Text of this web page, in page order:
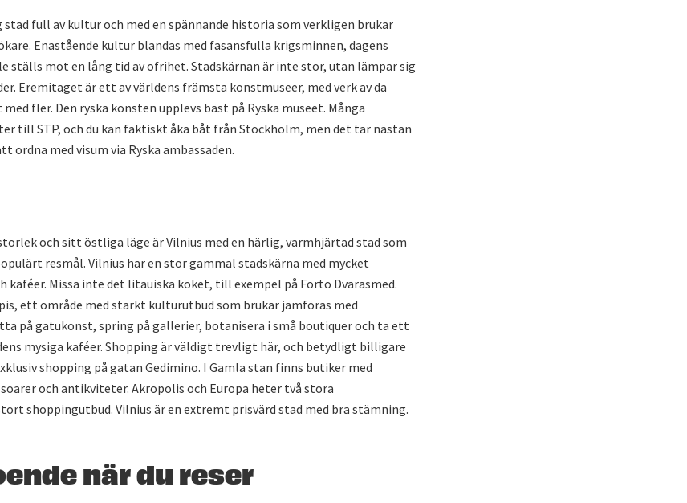
stad full av kultur och med en spännande historia som verkligen brukar
Enastående kultur blandas med fasansfulla krigsminnen, dagens
ställs mot en lång tid av ofrihet. Stadskärnan är inte stor, utan lämpar sig
Eremitaget är ett av världens främsta konstmuseer, med verk av da
med fler. Den ryska konsten upplevs bäst på Ryska museet. Många
till STP, och du kan faktiskt åka båt från Stockholm, men det tar nästan
ordna med visum via Ryska ambassaden.
och sitt östliga läge är Vilnius med en härlig, varmhjärtad stad som
resmål. Vilnius har en stor gammal stadskärna med mycket
kaféer. Missa inte det litauiska köket, till exempel på Forto Dvarasmed.
ett område med starkt kulturutbud som brukar jämföras med
på gatukonst, spring på gallerier, botanisera i små boutiquer och ta ett
mysiga kaféer. Shopping är väldigt trevligt här, och betydligt billigare
shopping på gatan Gedimino. I Gamla stan finns butiker med
och antikviteter. Akropolis och Europa heter två stora
shoppingutbud. Vilnius är en extremt prisvärd stad med bra stämning.
när du reser